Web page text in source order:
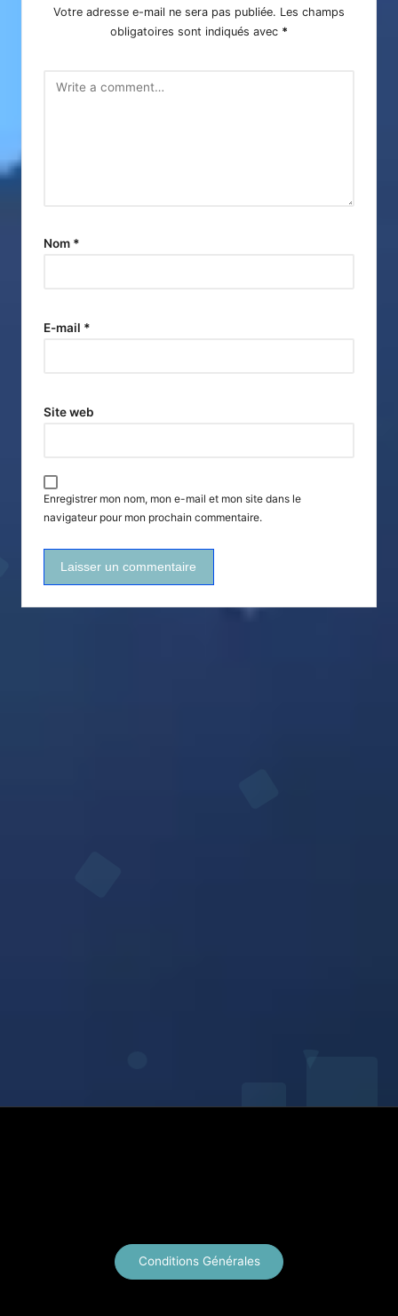
Votre adresse e-mail ne sera pas publiée. Les champs
obligatoires sont indiqués avec *
Nom *
E-mail *
Site web
Enregistrer mon nom, mon e-mail et mon site dans le
navigateur pour mon prochain commentaire.
Conditions Générales